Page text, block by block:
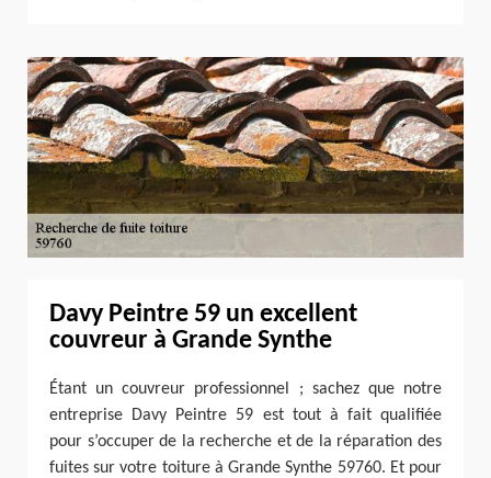
Davy Peintre 59 un excellent
couvreur à Grande Synthe
Étant un couvreur professionnel ; sachez que notre
entreprise Davy Peintre 59 est tout à fait qualifiée
pour s’occuper de la recherche et de la réparation des
fuites sur votre toiture à Grande Synthe 59760. Et pour